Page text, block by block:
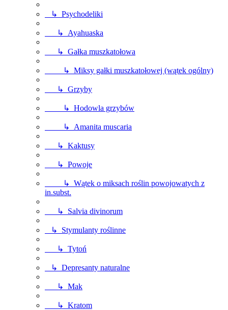
↳ Psychodeliki
↳ Ayahuaska
↳ Gałka muszkatołowa
↳ Miksy gałki muszkatołowej (wątek ogólny)
↳ Grzyby
↳ Hodowla grzybów
↳ Amanita muscaria
↳ Kaktusy
↳ Powoje
↳ Wątek o miksach roślin powojowatych z
in.subst.
↳ Salvia divinorum
↳ Stymulanty roślinne
↳ Tytoń
↳ Depresanty naturalne
↳ Mak
↳ Kratom